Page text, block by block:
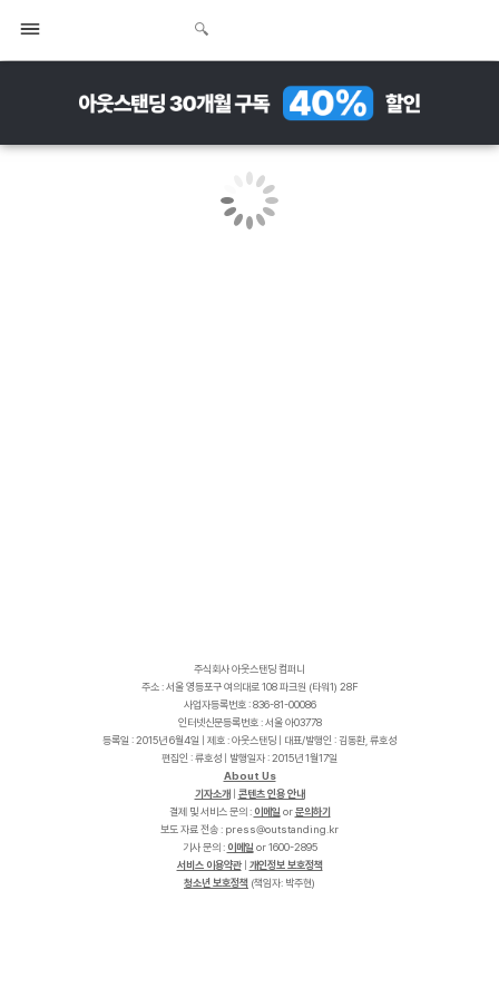
주식회사 아웃스탠딩 컴퍼니
주소 : 서울 영등포구 여의대로 108 파크원 (타워1) 28F
사업자등록번호 : 836-81-00086
인터넷신문등록번호 : 서울 아03778
등록일 : 2015년 6월4일 | 제호 : 아웃스탠딩 | 대표/발행인 : 김동환, 류호성
편집인 : 류호성 | 발행일자 : 2015년 1월17일
About Us
기자소개
콘텐츠 인용 안내
결제 및 서비스 문의 : 이메일 or문의하기
보도 자료 전송 :
r
k
.
g
n
i
d
n
a
t
s
t
u
o
@
s
s
e
r
p
기사 문의 : 이메일 or 1600-2895
서비스 이용약관| 개인정보 보호정책
청소년 보호정책 (책임자: 박주현)